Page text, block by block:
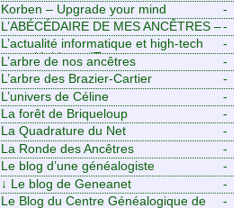
-
Korben – Upgrade your mind
-
L’ABÉCÉDAIRE DE MES ANCÊTRES –
Tout ce que j’aurais aimé savoir sur ma
famille mais n’ai jamais osé demander
-
L’actualité informatique et high-tech
pour décideurs IT.
-
L’arbre de nos ancêtres
-
L’arbre des Brazier-Cartier
-
L’univers de Céline
-
La forêt de Briqueloup
-
La Quadrature du Net
-
La Ronde des Ancêtres
-
Le blog d’une généalogiste
-
↓ Le blog de Geneanet
-
Le Blog du Centre Généalogique de